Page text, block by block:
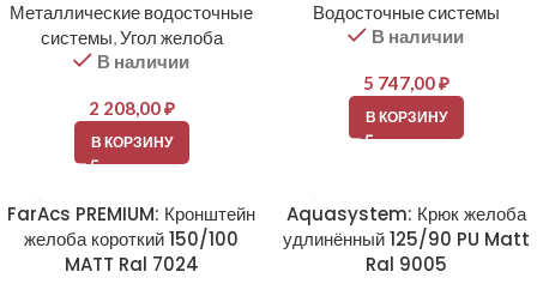
Металлические водосточные
системы,Угол желоба
В наличии
2 208,00₽
В КОРЗИНУ
Водосточные системы
В наличии
5 747,00₽
В КОРЗИНУ
FarAcs PREMIUM: Кронштейн
желоба короткий 150/100
MATT Ral 7024
Aquasystem: Крюк желоба
удлинённый 125/90 PU Matt
Ral 9005